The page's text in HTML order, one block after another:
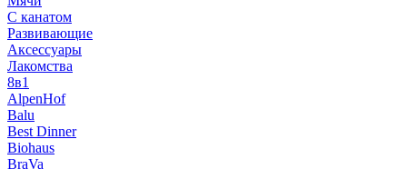
С канатом
Развивающие
Аксессуары
Лакомства
8в1
AlpenHof
Balu
Best Dinner
Biohaus
BraVa